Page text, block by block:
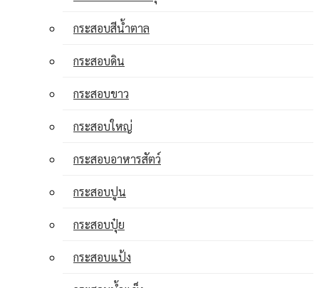
กระสอบสีน้ำตาล
กระสอบดิน
กระสอบขาว
กระสอบใหญ่
กระสอบอาหารสัตว์
กระสอบปูน
กระสอบปุ๋ย
กระสอบแป้ง